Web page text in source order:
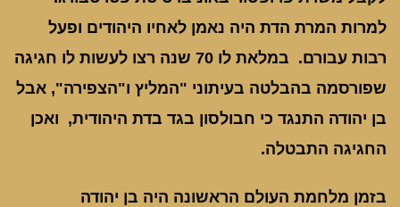
למרות המרת הדת היה נאמן לאחיו היהודים ופעל
רבות עבורם. במלאת לו 70 שנה רצו לעשות לו חגיגה
שפורסמה בהבלטה בעיתוני "המליץ ו"הצפירה", אבל
בן יהודה התנגד כי חבולסון בגד בדת היהודית, ואכן
החגיגה התבטלה.
בזמן מלחמת העולם הראשונה היה בן יהודה